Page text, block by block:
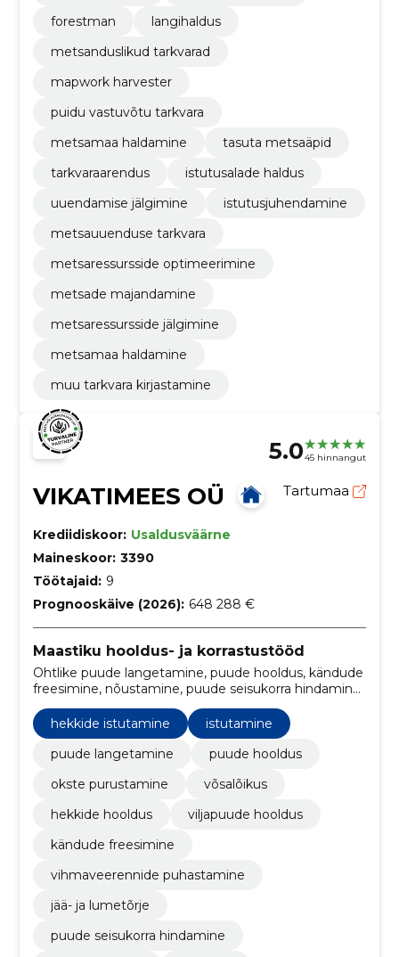
forestman
langihaldus
metsanduslikud tarkvarad
mapwork harvester
puidu vastuvõtu tarkvara
metsamaa haldamine
tasuta metsaäpid
tarkvaraarendus
istutusalade haldus
uuendamise jälgimine
istutusjuhendamine
metsauuenduse tarkvara
metsaressursside optimeerimine
metsade majandamine
metsaressursside jälgimine
metsamaa haldamine
muu tarkvara kirjastamine
5.045 hinnangut
VIKATIMEES OÜ Tartumaa
Krediidiskoor: Usaldusväärne
Maineskoor: 3390
Töötajaid: 9
Prognooskäive (2026): 648 288 €
Maastiku hooldus- ja korrastustööd
Ohtlike puude langetamine, puude hooldus, kändude
freesimine, nõustamine, puude seisukorra hindamine,
äravedu, okste tagasilõikus, puude istutamine,
linnupesade eemaldamine, abi raielubade taotlemisel.
hekkide istutamine
istutamine
puude langetamine
puude hooldus
okste purustamine
võsalõikus
hekkide hooldus
viljapuude hooldus
kändude freesimine
vihmaveerennide puhastamine
jää- ja lumetõrje
puude seisukorra hindamine